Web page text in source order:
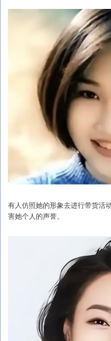
有人仿照她的形象去进行带货活
害她个人的声誉。